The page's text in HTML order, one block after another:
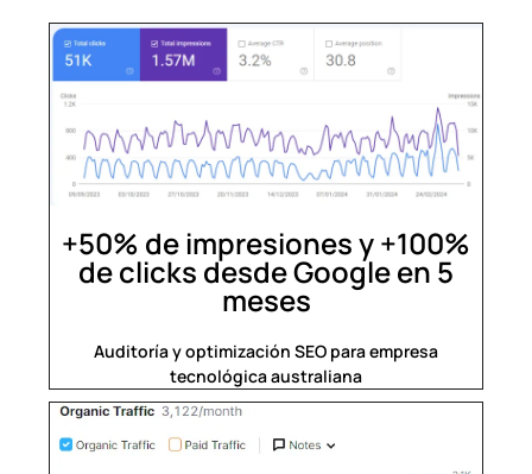
+50% de impresiones y +100%
de clicks desde Google en 5
meses
Auditoría y optimización SEO para empresa
tecnológica australiana